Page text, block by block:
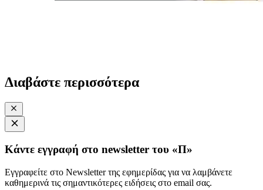
Διαβάστε περισσότερα
Κάντε εγγραφή στο newsletter του «Π»
Εγγραφείτε στο Newsletter της εφημερίδας για να λαμβάνετε
καθημερινά τις σημαντικότερες ειδήσεις στο email σας.